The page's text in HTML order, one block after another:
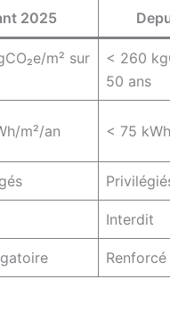
2025
m² sur
< 260
50 ans
m²/an < 75
Interdit
Renforcé